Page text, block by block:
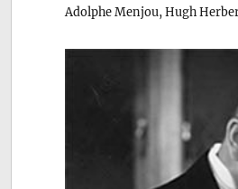
Adolphe Menjou, Hugh